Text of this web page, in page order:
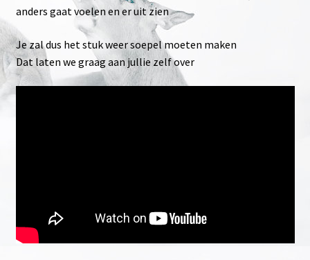
Monniken en het recht wapens te dragen in de
middeleeuwen
Water-Zuiveren-filteren-virussen-bacteriën
Strikers voor Fire steel – ferroseriumrod Misch metal.
En hoe eenvoudig en goedkoop, de beste te vinden.
anders gaat voelen en er uit zien
Je zal dus het stuk weer soepel moeten maken
Dat laten we graag aan jullie zelf over